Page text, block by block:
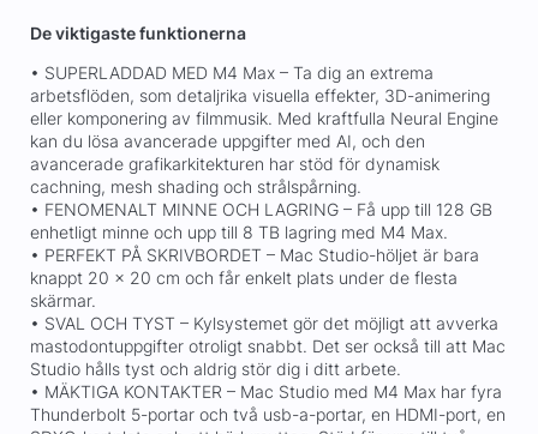
De viktigaste funktionerna
• SUPERLADDAD MED M4 Max – Ta dig an extrema
arbetsflöden, som detaljrika visuella effekter, 3D-animering
eller komponering av filmmusik. Med kraftfulla Neural Engine
kan du lösa avancerade uppgifter med AI, och den
avancerade grafikarkitekturen har stöd för dynamisk
cachning, mesh shading och strålspårning.
• FENOMENALT MINNE OCH LAGRING – Få upp till 128 GB
enhetligt minne och upp till 8 TB lagring med M4 Max.
• PERFEKT PÅ SKRIVBORDET – Mac Studio-höljet är bara
knappt 20 × 20 cm och får enkelt plats under de flesta
skärmar.
• SVAL OCH TYST – Kylsystemet gör det möjligt att avverka
mastodontuppgifter otroligt snabbt. Det ser också till att Mac
Studio hålls tyst och aldrig stör dig i ditt arbete.
• MÄKTIGA KONTAKTER – Mac Studio med M4 Max har fyra
Thunderbolt 5-portar och två usb-a-portar, en HDMI-port, en